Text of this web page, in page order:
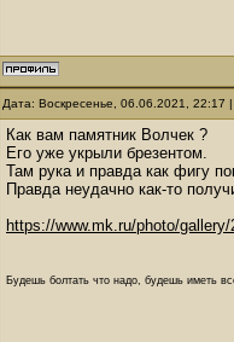
Дата: Воскресенье, 06.06.2021,
Как вам памятник Волчек ?
Его уже укрыли брезентом.
Там рука и правда как фигу
Правда неудачно как-то
https://www.mk.ru/photo/
Будешь болтать что надо, будешь иметь